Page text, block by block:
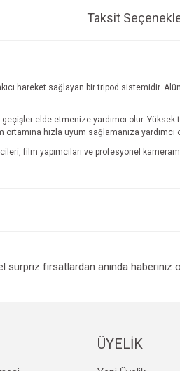
Taksit
hareket sağlayan bir tripod sistemidir.
elde etmenize yardımcı olur.
hızla uyum sağlamanıza yardımcı
film yapımcıları ve profesyonel
sürpriz fırsatlardan anında haberiniz
ÜYELİK